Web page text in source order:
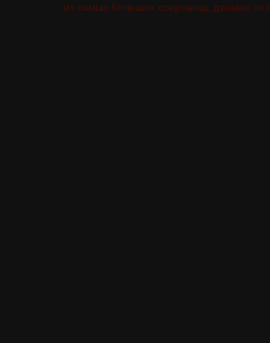
из самых больших сокровищ, данных